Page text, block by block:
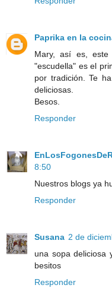
Paprika en la
Mary, así es,
"escudella" es el
por tradición. Te
deliciosas.
Besos.
Responder
8:50
Nuestros blogs ya
Responder
Susana 2 de
una sopa deliciosa
besitos
Responder